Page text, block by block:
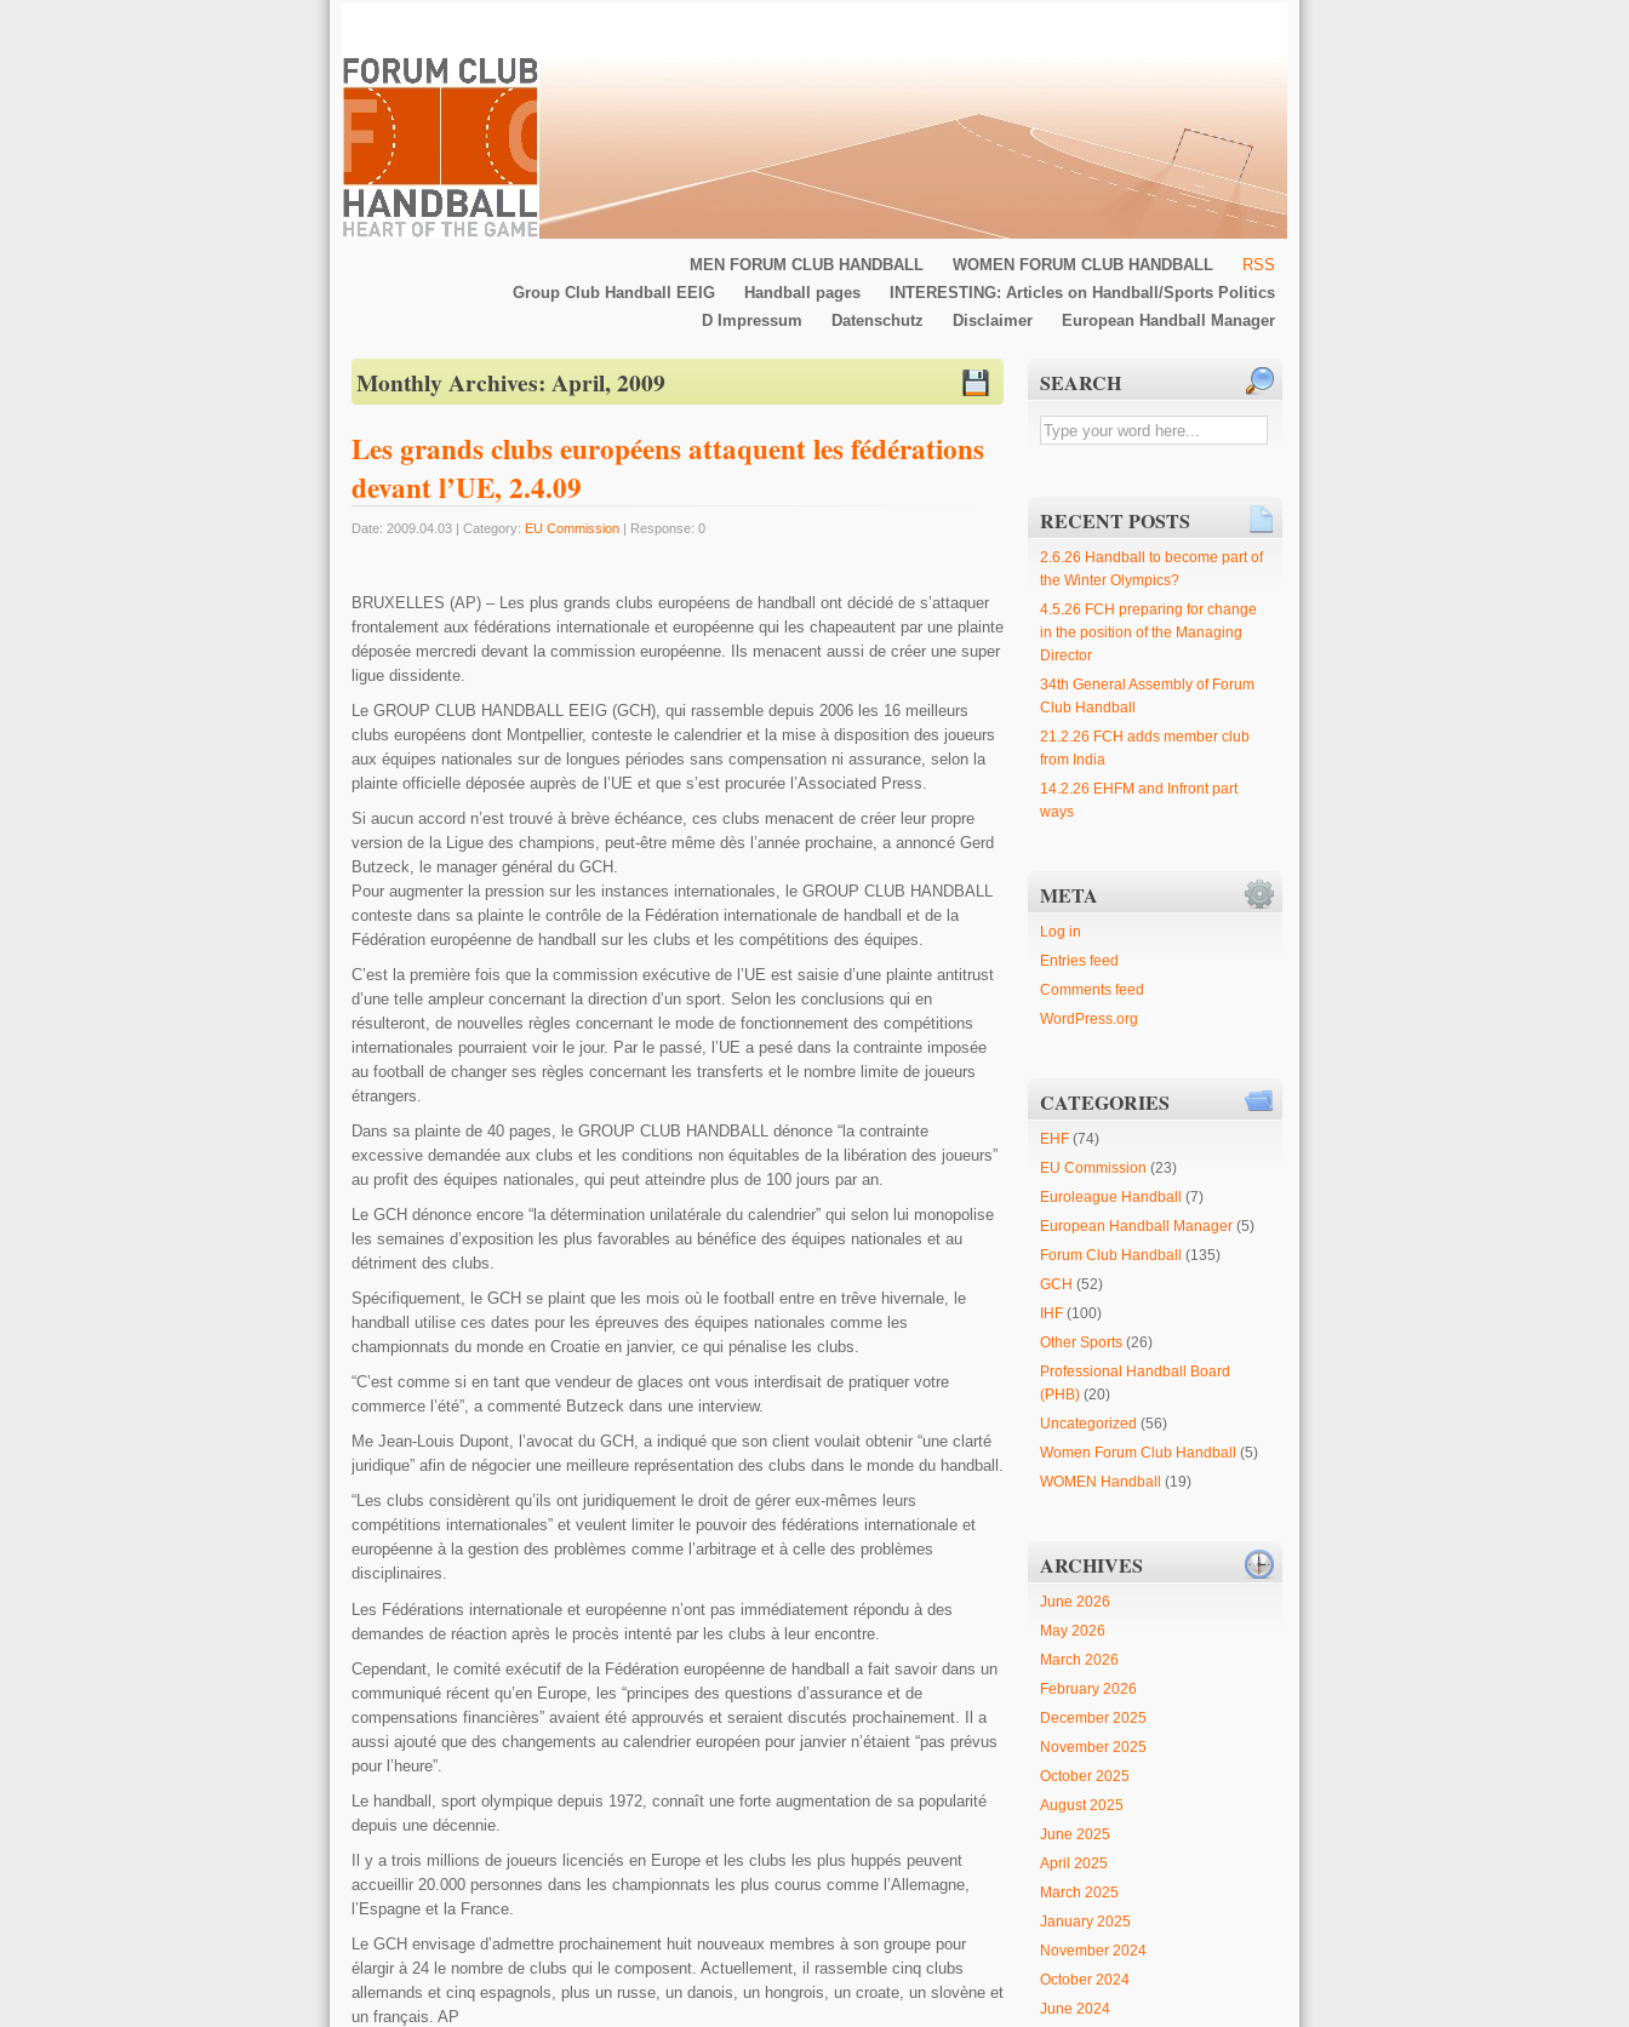
RSS
WOMEN FORUM CLUB HANDBALL
MEN FORUM CLUB HANDBALL
INTERESTING: Articles on Handball/Sports Politics
Handball pages
Group Club Handball EEIG
European Handball Manager
Disclaimer
Datenschutz
D Impressum
Monthly Archives: April, 2009
Les grands clubs européens attaquent les fédérations
devant l’UE, 2.4.09
Date: 2009.04.03 | Category: EU Commission | Response: 0
BRUXELLES (AP) – Les plus grands clubs européens de handball ont décidé de s’attaquer
frontalement aux fédérations internationale et européenne qui les chapeautent par une plainte
déposée mercredi devant la commission européenne. Ils menacent aussi de créer une super
ligue dissidente.
Le GROUP CLUB HANDBALL EEIG (GCH), qui rassemble depuis 2006 les 16 meilleurs
clubs européens dont Montpellier, conteste le calendrier et la mise à disposition des joueurs
aux équipes nationales sur de longues périodes sans compensation ni assurance, selon la
plainte officielle déposée auprès de l’UE et que s’est procurée l’Associated Press.
Si aucun accord n’est trouvé à brève échéance, ces clubs menacent de créer leur propre
version de la Ligue des champions, peut-être même dès l’année prochaine, a annoncé Gerd
Butzeck, le manager général du GCH.
Pour augmenter la pression sur les instances internationales, le GROUP CLUB HANDBALL
conteste dans sa plainte le contrôle de la Fédération internationale de handball et de la
Fédération européenne de handball sur les clubs et les compétitions des équipes.
C’est la première fois que la commission exécutive de l’UE est saisie d’une plainte antitrust
d’une telle ampleur concernant la direction d’un sport. Selon les conclusions qui en
résulteront, de nouvelles règles concernant le mode de fonctionnement des compétitions
internationales pourraient voir le jour. Par le passé, l’UE a pesé dans la contrainte imposée
au football de changer ses règles concernant les transferts et le nombre limite de joueurs
étrangers.
Dans sa plainte de 40 pages, le GROUP CLUB HANDBALL dénonce “la contrainte
excessive demandée aux clubs et les conditions non équitables de la libération des joueurs”
au profit des équipes nationales, qui peut atteindre plus de 100 jours par an.
Le GCH dénonce encore “la détermination unilatérale du calendrier” qui selon lui monopolise
les semaines d’exposition les plus favorables au bénéfice des équipes nationales et au
détriment des clubs.
Spécifiquement, le GCH se plaint que les mois où le football entre en trêve hivernale, le
handball utilise ces dates pour les épreuves des équipes nationales comme les
championnats du monde en Croatie en janvier, ce qui pénalise les clubs.
“C’est comme si en tant que vendeur de glaces ont vous interdisait de pratiquer votre
commerce l’été”, a commenté Butzeck dans une interview.
Me Jean-Louis Dupont, l’avocat du GCH, a indiqué que son client voulait obtenir “une clarté
juridique” afin de négocier une meilleure représentation des clubs dans le monde du handball.
“Les clubs considèrent qu’ils ont juridiquement le droit de gérer eux-mêmes leurs
compétitions internationales” et veulent limiter le pouvoir des fédérations internationale et
européenne à la gestion des problèmes comme l’arbitrage et à celle des problèmes
disciplinaires.
Les Fédérations internationale et européenne n’ont pas immédiatement répondu à des
demandes de réaction après le procès intenté par les clubs à leur encontre.
Cependant, le comité exécutif de la Fédération européenne de handball a fait savoir dans un
communiqué récent qu’en Europe, les “principes des questions d’assurance et de
compensations financières” avaient été approuvés et seraient discutés prochainement. Il a
aussi ajouté que des changements au calendrier européen pour janvier n’étaient “pas prévus
pour l’heure”.
Le handball, sport olympique depuis 1972, connaît une forte augmentation de sa popularité
depuis une décennie.
Il y a trois millions de joueurs licenciés en Europe et les clubs les plus huppés peuvent
accueillir 20.000 personnes dans les championnats les plus courus comme l’Allemagne,
l’Espagne et la France.
Le GCH envisage d’admettre prochainement huit nouveaux membres à son groupe pour
élargir à 24 le nombre de clubs qui le composent. Actuellement, il rassemble cinq clubs
allemands et cinq espagnols, plus un russe, un danois, un hongrois, un croate, un slovène et
un français. AP
SEARCH
RECENT POSTS
2.6.26 Handball to become part of
the Winter Olympics?
4.5.26 FCH preparing for change
in the position of the Managing
Director
34th General Assembly of Forum
Club Handball
21.2.26 FCH adds member club
from India
14.2.26 EHFM and Infront part
ways
META
Log in
Entries feed
Comments feed
WordPress.org
CATEGORIES
EHF (74)
EU Commission (23)
Euroleague Handball (7)
European Handball Manager (5)
Forum Club Handball (135)
GCH (52)
IHF (100)
Other Sports (26)
Professional Handball Board
(PHB) (20)
Uncategorized (56)
Women Forum Club Handball (5)
WOMEN Handball (19)
ARCHIVES
June 2026
May 2026
March 2026
February 2026
December 2025
November 2025
October 2025
August 2025
June 2025
April 2025
March 2025
January 2025
November 2024
October 2024
June 2024